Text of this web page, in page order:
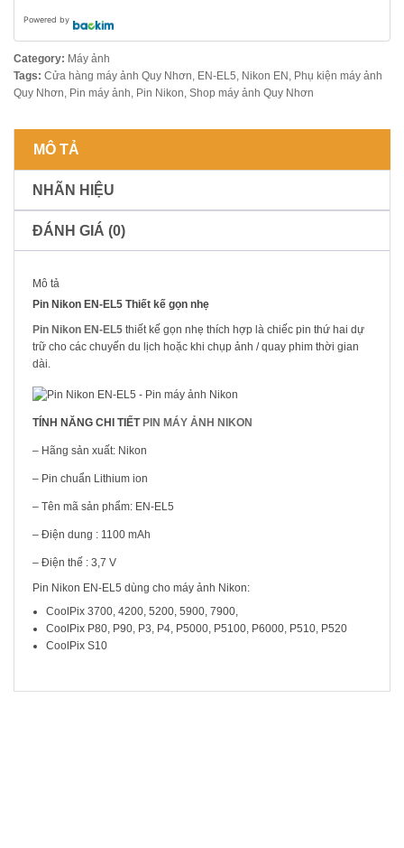
Powered by
Category: Máy ảnh
Tags: Cửa hàng máy ảnh Quy Nhơn, EN-EL5, Nikon EN , Phụ kiện máy ảnh
Quy Nhơn, Pin máy ảnh, Pin Nikon, Shop máy ảnh Quy Nhơn
MÔ TẢ
NHÃN HIỆU
ĐÁNH GIÁ (0)
Mô tả
Pin Nikon EN-EL5 Thiết kế gọn nhẹ
Pin Nikon EN-EL5 thiết kế gọn nhẹ thích hợp là chiếc pin thứ hai dự
trữ cho các chuyến du lịch hoặc khi chụp ảnh / quay phim thời gian
dài.
TÍNH NĂNG CHI TIẾT PIN MÁY ẢNH NIKON
– Hãng sản xuất: Nikon
– Pin chuẩn Lithium ion
– Tên mã sản phẩm: EN-EL5
– Điện dung : 1100 mAh
– Điện thế : 3,7 V
Pin Nikon EN-EL5 dùng cho máy ảnh Nikon:
CoolPix 3700, 4200, 5200, 5900, 7900,
CoolPix P80, P90, P3, P4, P5000, P5100, P6000, P510, P520
CoolPix S10